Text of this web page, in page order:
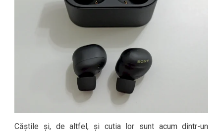
Căștile și, de altfel, și cutia lor sunt acum dintr-un